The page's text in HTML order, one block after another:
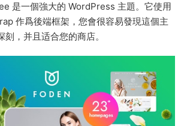
是一個強大的 WordPress 主題。它使用
作爲後端框架，您會很容易發現這個主
，并且适合您的商店。